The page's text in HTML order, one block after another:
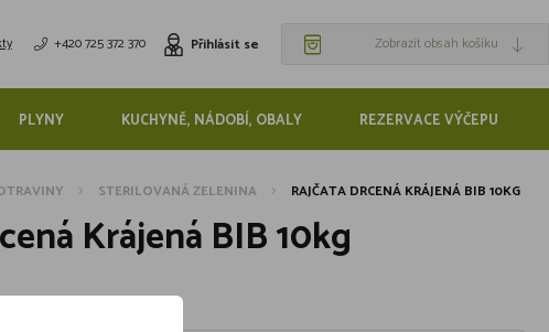
+420 725 372 370 Přihlásit se Zobrazit obsah košíku
PLYNY KUCHYNĚ, NÁDOBÍ, OBALY REZERVACE VÝČEPU
STERILOVANÁ ZELENINA RAJČATA DRCENÁ KRÁJENÁ BIB 10KG
Krájená BIB 10kg